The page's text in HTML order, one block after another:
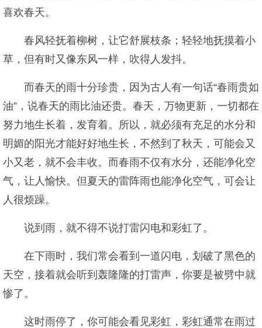
喜欢春天。
春风轻抚着柳树，让它舒展枝条；轻轻地抚摸着小
草，但有时又像东风一样，吹得人发抖。
而春天的雨十分珍贵，因为古人有一句话“春雨贵如
油”，说春天的雨比油还贵。春天，万物更新，一切都在
努力地生长着，发育着。所以，就必须有充足的水分和
明媚的阳光才能好好地生长，不然到了秋天，可能会又
小又老，就不会丰收。而春雨不仅有水分，还能净化空
气，让人愉快。但夏天的雷阵雨也能净化空气，可会让
人很烦躁。
说到雨，就不得不说打雷闪电和彩虹了。
在下雨时，我们常会看到一道闪电，划破了黑色的
天空，接着就会听到轰隆隆的打雷声，你要是被劈中就
惨了。
这时雨停了，你可能会看见彩虹，彩虹通常在雨过